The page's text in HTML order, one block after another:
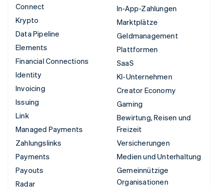
Connect
Krypto
Data Pipeline
Elements
Financial Connections
Identity
Invoicing
Issuing
Link
Managed Payments
Zahlungslinks
Payments
Payouts
Radar
In-App-Zahlungen
Marktplätze
Geldmanagement
Plattformen
SaaS
KI-Unternehmen
Creator Economy
Gaming
Bewirtung, Reisen und
Freizeit
Versicherungen
Medien und Unterhaltung
Gemeinnützige
Organisationen